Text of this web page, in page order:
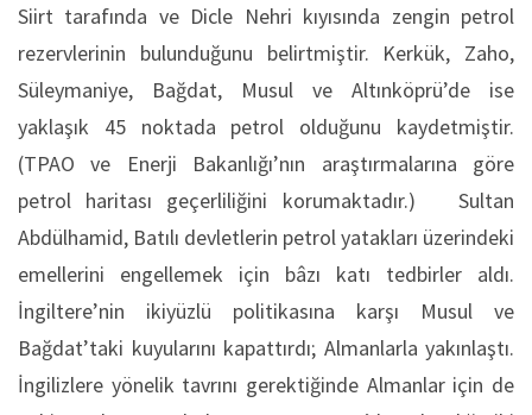
Siirt tarafında ve Dicle Nehri kıyısında zengin petrol
rezervlerinin bulunduğunu belirtmiştir. Kerkük, Zaho,
Süleymaniye, Bağdat, Musul ve Altınköprü’de ise
yaklaşık 45 noktada petrol olduğunu kaydetmiştir.
(TPAO ve Enerji Bakanlığı’nın araştırmalarına göre
petrol haritası geçerliliğini korumaktadır.) Sultan
Abdülhamid, Batılı devletlerin petrol yatakları üzerindeki
emellerini engellemek için bâzı katı tedbirler aldı.
İngiltere’nin ikiyüzlü politikasına karşı Musul ve
Bağdat’taki kuyularını kapattırdı; Almanlarla yakınlaştı.
İngilizlere yönelik tavrını gerektiğinde Almanlar için de